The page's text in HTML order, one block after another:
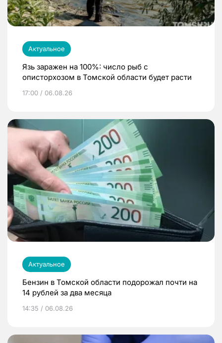
Актуальное
Язь заражен на 100%: число рыб с
описторхозом в Томской области будет расти
17:00 / 06.08.26
Актуальное
Бензин в Томской области подорожал почти на
14 рублей за два месяца
14:35 / 06.08.26